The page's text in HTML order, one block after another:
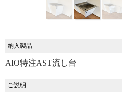
納入製品
AIO特注AST流し台
ご説明